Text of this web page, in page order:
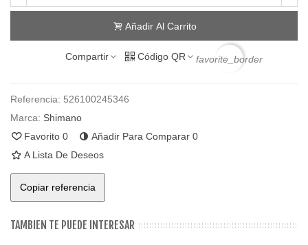
Añadir Al Carrito
Compartir Código QR favorite_border
Referencia: 526100245346
Marca: Shimano
Favorito 0 Añadir Para Comparar 0
A Lista De Deseos
Copiar referencia
TAMBIEN TE PUEDE INTERESAR